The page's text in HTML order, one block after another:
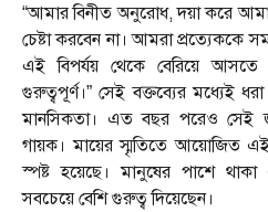
“আমার বিনীত অনুরোধ, দয়া করে
চেষ্টা করবেন না। আমরা প্রত্যেককে
এই বিপর্যয় থেকে বেরিয়ে
গুরুত্বপূর্ণ।” সেই বক্তব্যের মধ্যেই
মানসিকতা। এত বছর পরেও সেই
গায়ক। মায়ের স্মৃতিতে আয়োজিত
স্পষ্ট হয়েছে। মানুষের পাশে থাকা
সবচেয়ে বেশি গুরুত্ব দিয়েছেন।